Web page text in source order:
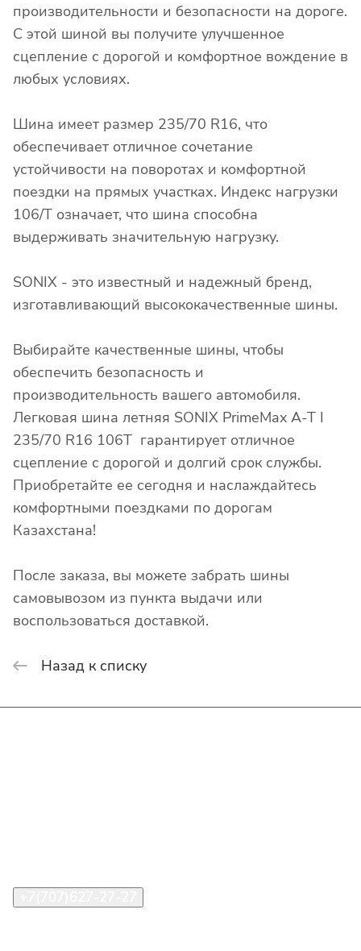
производительности и безопасности на дороге.
С этой шиной вы получите улучшенное
сцепление с дорогой и комфортное вождение в
любых условиях.
Шина имеет размер 235/70 R16, что
обеспечивает отличное сочетание
устойчивости на поворотах и комфортной
поездки на прямых участках. Индекс нагрузки
106/T означает, что шина способна
выдерживать значительную нагрузку.
SONIX - это известный и надежный бренд,
изготавливающий высококачественные шины.
Выбирайте качественные шины, чтобы
обеспечить безопасность и
производительность вашего автомобиля.
Легковая шина летняя SONIX PrimeMax A-T I
235/70 R16 106T гарантирует отличное
сцепление с дорогой и долгий срок службы.
Приобретайте ее сегодня и наслаждайтесь
комфортными поездками по дорогам
Казахстана!
После заказа, вы можете забрать шины
самовывозом из пункта выдачи или
воспользоваться доставкой.
Назад к списку